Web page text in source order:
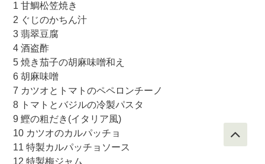
1 甘鯛松笠焼き
2 ぐじのかちん汁
3 翡翠豆腐
4 酒盗酢
5 焼き茄子の胡麻味噌和え
6 胡麻味噌
7 カツオとトマトのペペロンチーノ
8 トマトとバジルの冷製パスタ
9 鰹の粗だき(イタリア風)
10 カツオのカルパッチョ
11 特製カルパッチョソース
12 特製梅ジャム